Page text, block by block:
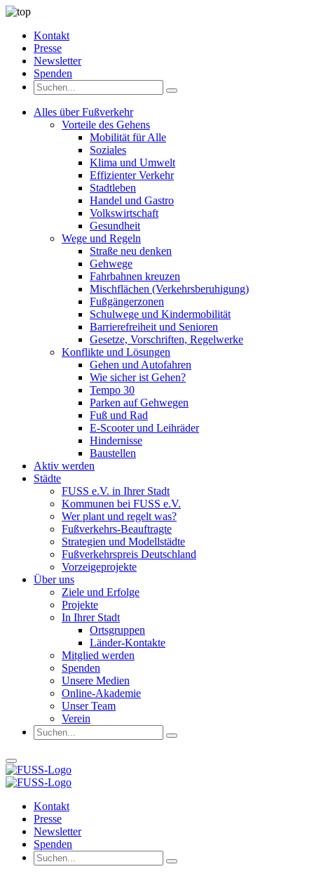
Kontakt
Presse
Newsletter
Spenden
Alles über Fußverkehr
Vorteile des Gehens
Mobilität für Alle
Soziales
Klima und Umwelt
Effizienter Verkehr
Stadtleben
Handel und Gastro
Volkswirtschaft
Gesundheit
Wege und Regeln
Straße neu denken
Gehwege
Fahrbahnen kreuzen
Mischflächen (Verkehrsberuhigung)
Fußgängerzonen
Schulwege und Kindermobilität
Barrierefreiheit und Senioren
Gesetze, Vorschriften, Regelwerke
Konflikte und Lösungen
Gehen und Autofahren
Wie sicher ist Gehen?
Tempo 30
Parken auf Gehwegen
Fuß und Rad
E-Scooter und Leihräder
Hindernisse
Baustellen
Aktiv werden
Städte
FUSS e.V. in Ihrer Stadt
Kommunen bei FUSS e.V.
Wer plant und regelt was?
Fußverkehrs-Beauftragte
Strategien und Modellstädte
Fußverkehrspreis Deutschland
Vorzeigeprojekte
Über uns
Ziele und Erfolge
Projekte
In Ihrer Stadt
Ortsgruppen
Länder-Kontakte
Mitglied werden
Spenden
Unsere Medien
Online-Akademie
Unser Team
Verein
Kontakt
Presse
Newsletter
Spenden